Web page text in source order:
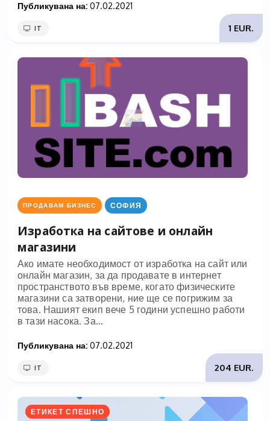
Публикувана на: 07.02.2021
1 EUR.
IT
ПРОДАВАМ БИЗНЕС СОФИЯ
Изработка на сайтове и онлайн
магазини
Ако имате необходимост от изработка на сайт или
онлайн магазин, за да продавате в интернет
пространството във време, когато физическите
магазини са затворени, ние ще се погрижим за
това. Нашият екип вече 5 години успешно работи
в тази насока. За...
Публикувана на: 07.02.2021
204 EUR.
IT
ЕТИКЕТ СПЕШНО